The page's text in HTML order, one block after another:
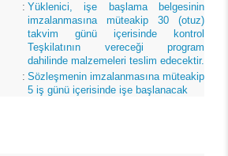
: Yüklenici, işe başlama belgesinin
imzalanmasına müteakip 30 (otuz)
takvim günü içerisinde kontrol
Teşkilatının vereceği program
dahilinde malzemeleri teslim edecektir.
: Sözleşmenin imzalanmasına müteakip
5 iş günü içerisinde işe başlanacak